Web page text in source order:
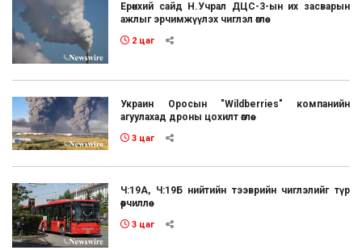
Ерөнхий сайд Н.Учрал ДЦС-3-ын их засварын
ажлыг эрчимжүүлэх чиглэл өглөө
2 цаг
Украин Оросын "Wildberries" компанийн
агуулахад дроны цохилт өглөө
3 цаг
Ч:19А, Ч:19Б нийтийн тээврийн чиглэлийг түр
өөрчиллөө
3 цаг